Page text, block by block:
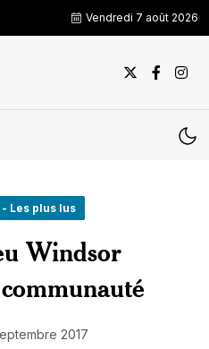
Vendredi 7 août 2026
- Les plus lus
Windsor
communauté
2017